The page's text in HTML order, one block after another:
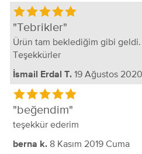
Tebrikler
Ürün tam beklediğim gibi
Teşekkürler
İsmail Erdal T. 19 Ağustos
beğendim
teşekkür ederim
berna k. 8 Kasım 2019 Cuma